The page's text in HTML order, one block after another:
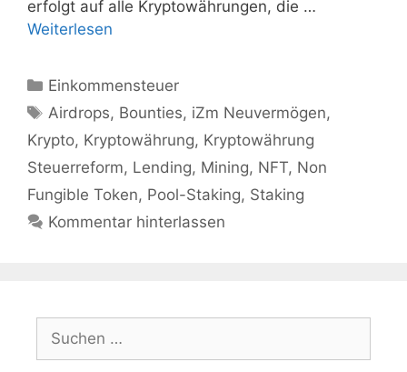
erfolgt auf alle Kryptowährungen, die …
Weiterlesen
Kategorien
Einkommensteuer
Schlagwörter
Airdrops, Bounties, iZm Neuvermögen,
Krypto, Kryptowährung, Kryptowährung
Steuerreform, Lending, Mining, NFT, Non
Fungible Token, Pool-Staking, Staking
Kommentar hinterlassen
Suchen
nach: